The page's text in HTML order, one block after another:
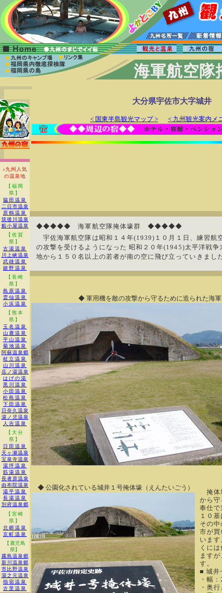
海軍航空隊
♪九州人気
の温泉地
【福岡
県】
脇田温泉
二日市温泉
原鶴温泉
筑後川温泉
船小屋温泉
【佐賀
県】
古湯温泉
川上峡温泉
武雄温泉
嬉野温泉
【長崎
県】
島原温泉
雲仙温泉
小浜温泉
【熊本
県】
玉名温泉
山鹿温泉
平山温泉
菊池温泉
阿蘇温泉郷
杖立温泉
山川温泉
岳ノ湯温泉
はげの湯
黒川温泉
小田温泉
松島温泉
下田温泉
日奈久温泉
湯ノ児温泉
人吉温泉
【大分
県】
日田温泉
天ヶ瀬温泉
宝泉寺温泉
湯坪温泉
筋湯温泉
長者原温泉
由布院温泉
湯平温泉
長湯温泉
別府温泉郷
【宮崎
県】
北郷温泉
京町温泉
【鹿児島
県】
霧島温泉郷
新川温泉郷
市比野温泉
湯之元温泉
指宿温泉
古里温泉
大分県宇佐市大字城井
< 国東半島観光マップ > < 九州観光案内メ
◆◆◆◆◆ 海軍航空隊掩体壕群 ◆◆◆◆◆
宇佐海軍航空隊は昭和１４年(1939)１０月１日、練習航
の攻撃を受けるようになった 昭和２０年(1945)太平洋戦
地から１５０名以上の若者が南の空に飛び立っていきまし
◆ 軍用機を敵の攻撃から守るために造られた海
◆ 公園化されている城井１号掩体壕（えんたいごう）
掩体
から
奉仕
１０
その
市が
いま
くに
ます
す。
■ 城井
・幅
・奥